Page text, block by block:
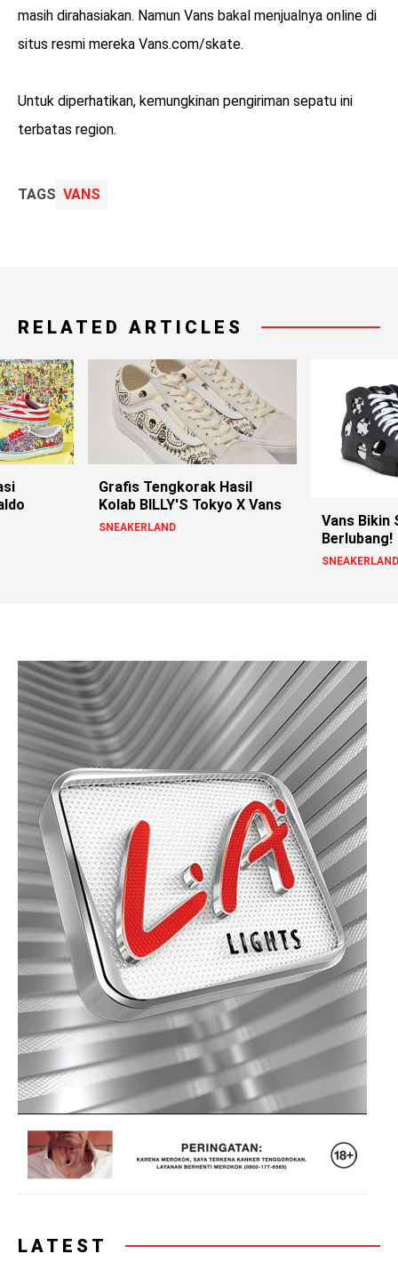
masih dirahasiakan. Namun Vans bakal menjualnya online di
situs resmi mereka Vans.com/skate.
Untuk diperhatikan, kemungkinan pengiriman sepatu ini
terbatas region.
TAGS VANS
RELATED ARTICLES
Grafis Tengkorak Hasil
Kolab BILLY'S Tokyo X Vans
SNEAKERLAND
Vans Bikin
Berlubang!
SNEAKERLAND
LATEST